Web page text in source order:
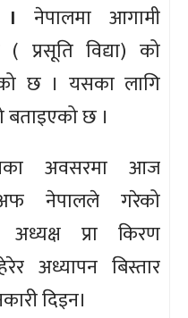
नेपालमा आगामी
( प्रसूति विद्या) को
छ । यसका लागि
छ ।
अवसरमा आज
अफ नेपालले गरेको
अध्यक्ष प्रा किरण
अध्यापन बिस्तार
दिइन।